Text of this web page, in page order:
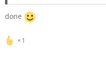
Umfragen
"Umfrage" anklicken und
done
1